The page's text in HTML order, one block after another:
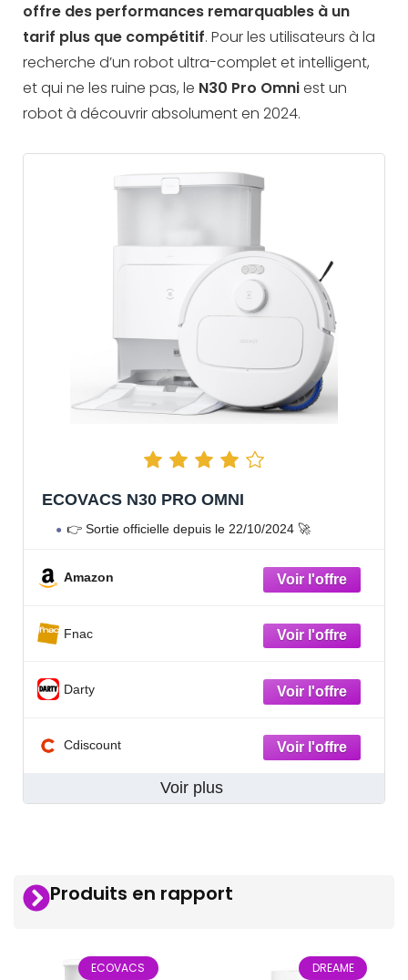
offre des performances remarquables à un
tarif plus que compétitif. Pour les utilisateurs à la
recherche d’un robot ultra-complet et intelligent,
et qui ne les ruine pas, le N30 Pro Omniest un
robot à découvrir absolument en 2024.
ECOVACS N30 PRO OMNI
👉 Sortie officielle depuis le 22/10/2024 🚀
Amazon
Fnac
Darty
Cdiscount
Voir plus
Produits en rapport
ECOVACS DREAME